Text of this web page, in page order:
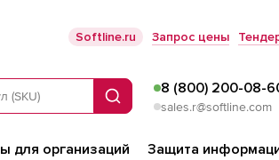
Softline.ru Запрос цены
Поиск
8 (800) 200-08-
sales.r@softline.com
для организаций Защита